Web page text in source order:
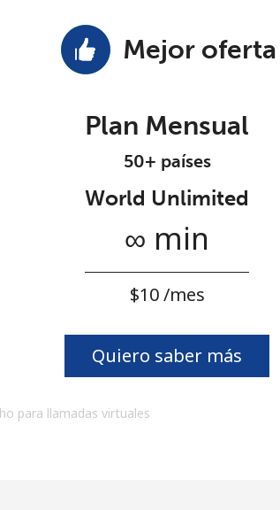
Mejor oferta
Plan Mensual
50+ países
World Unlimited
∞ min
⁦$10⁩ /mes
Quiero saber más
para llamadas virtuales